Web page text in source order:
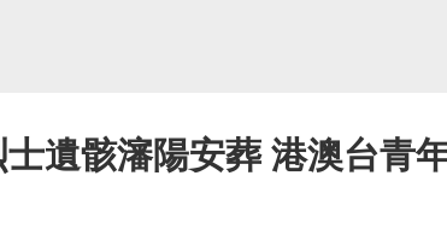
遺骸瀋陽安葬 港澳台青